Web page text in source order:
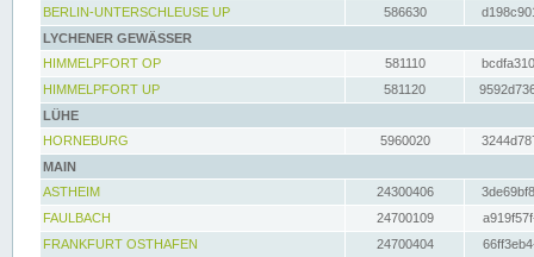
BERLIN-UNTERSCHLEUSE UP
586630
LYCHENER GEWÄSSER
HIMMELPFORT OP
581110
HIMMELPFORT UP
581120
LÜHE
HORNEBURG
5960020
MAIN
ASTHEIM
24300406
FAULBACH
24700109
FRANKFURT OSTHAFEN
24700404